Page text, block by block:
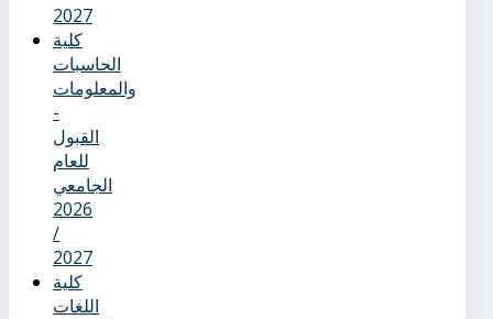
2027
كلية
الحاسبات
والمعلومات
-
القبول
للعام
الجامعي
2026
/
2027
كلية
اللغات